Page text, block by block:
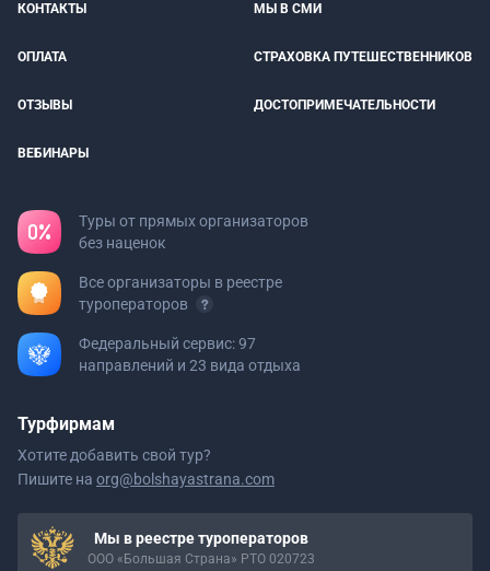
КОНТАКТЫ МЫ В СМИ
ОПЛАТА СТРАХОВКА ПУТЕШЕСТВЕННИКОВ
ОТЗЫВЫ ДОСТОПРИМЕЧАТЕЛЬНОСТИ
ВЕБИНАРЫ
Туры от прямых организаторов
без наценок
Все организаторы в реестре
туроператоров
Федеральный сервис: 97
направлений и 23 вида отдыха
Турфирмам
Хотите добавить свой тур?
Пишите на org@bolshayastrana.com
Мы в реестре туроператоров
ООО «Большая Страна» РТО 020723